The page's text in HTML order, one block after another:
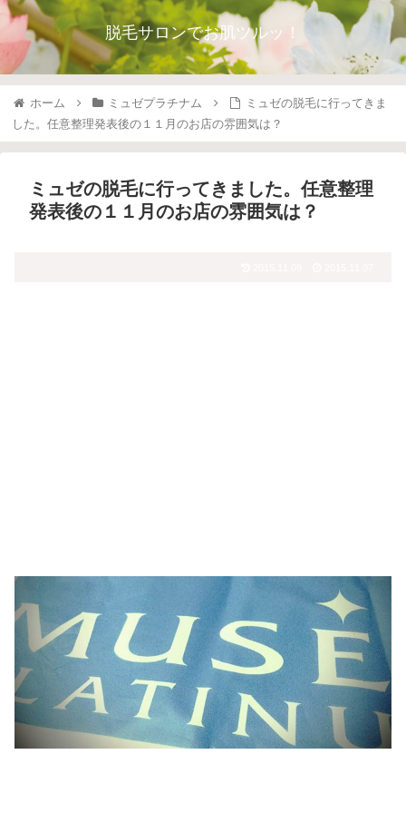
脱毛サロンでお肌ツルッ！
ホーム ミュゼプラチナム
ミュゼの脱毛に行ってきま
した。任意整理発表後の１１月のお店の雰囲気は？
ミュゼの脱毛に行ってきました。任意整理
発表後の１１月のお店の雰囲気は？